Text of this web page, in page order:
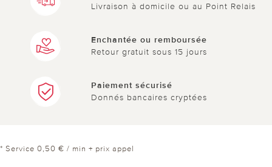
Livraison à domicile ou au Point Relais
Enchantée ou remboursée
Retour gratuit sous 15 jours
Paiement sécurisé
Donnés bancaires cryptées
* Service 0,50 € / min + prix appel